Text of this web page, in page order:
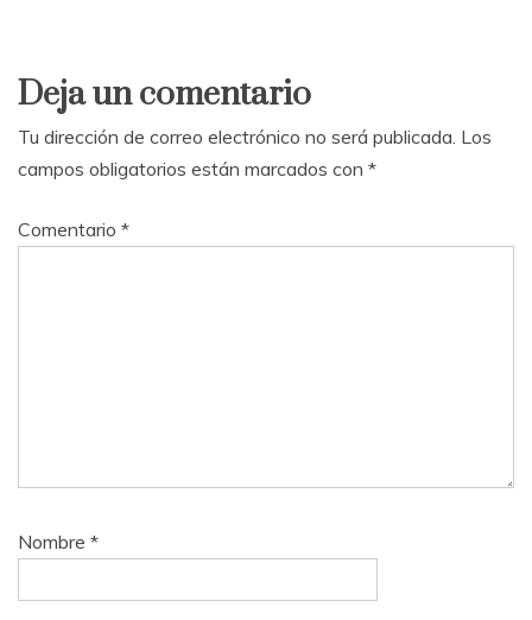
Deja un comentario
Tu dirección de correo electrónico no será publicada. Los
campos obligatorios están marcados con *
Comentario *
Nombre *